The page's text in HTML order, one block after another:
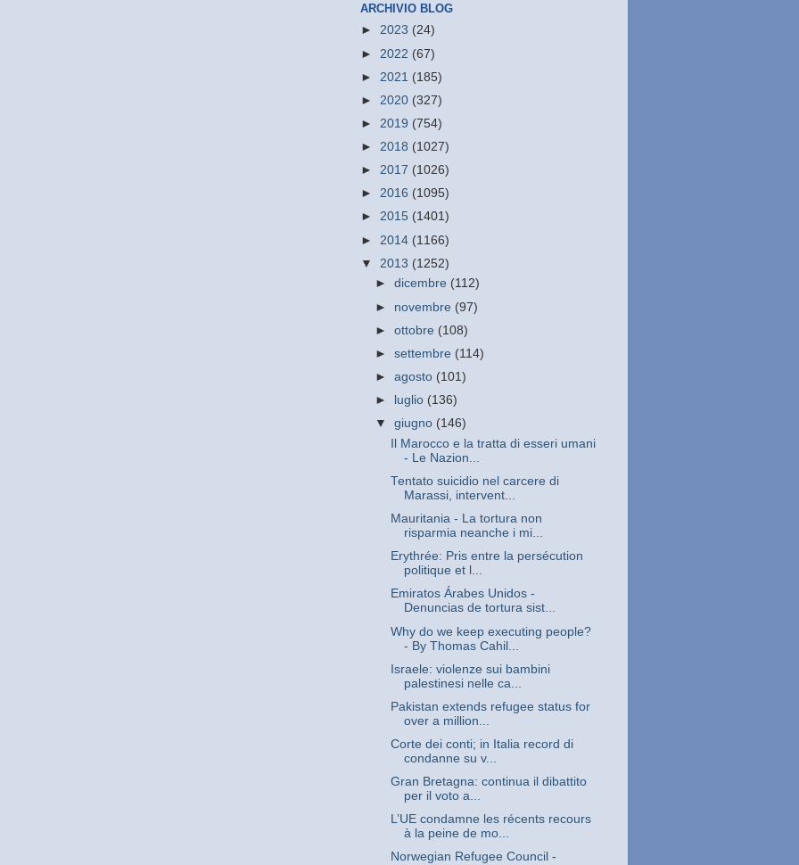
ARCHIVIO BLOG
► 2023 (24)
► 2022 (67)
► 2021 (185)
► 2020 (327)
► 2019 (754)
► 2018 (1027)
► 2017 (1026)
► 2016 (1095)
► 2015 (1401)
► 2014 (1166)
▼ 2013 (1252)
►dicembre (112)
► novembre (97)
►ottobre (108)
►settembre (114)
►agosto (101)
►
luglio (136)
▼giugno (146)
Il Marocco e la tratta di esseri umani
- Le Nazion...
Tentato suicidio nel carcere di
Marassi, intervent...
Mauritania - La tortura non
risparmia neanche i mi...
Erythrée: Pris entre la persécution
politique et l...
Emiratos Árabes Unidos -
Denuncias de tortura sist...
Why do we keep executing people?
- By Thomas Cahil...
Israele: violenze sui bambini
palestinesi nelle ca...
Pakistan extends refugee status for
over a million...
Corte dei conti; in Italia record di
condanne su v...
Gran Bretagna: continua il dibattito
per il voto a...
L’UE condamne les récents recours
à la peine de mo...
Norwegian Refugee Council -